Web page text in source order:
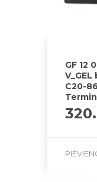
GF 12
C20-